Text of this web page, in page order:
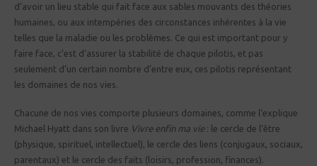
d’avoir un lieu stable qui fait face aux sables mouvants des théories
humaines, ou aux intempéries des circonstances inhérentes à la vie
telles que la maladie ou les problèmes. Ce qui est important pour y
faire face, c’est d’assurer la stabilité de chaque pilotis, et pas
seulement d’un certain nombre d’entre eux, ces pilotis représentant
les domaines de nos vies.
Chacune de nos vies comporte plusieurs domaines, comme l’explique
Michael Hyatt dans son livre Vivre enfin ma vie : le cercle de l’être
(physique, spirituel, intellectuel), le cercle des liens (conjugaux, sociaux,
parentaux) et le cercle des faits (loisirs, profession, finances).